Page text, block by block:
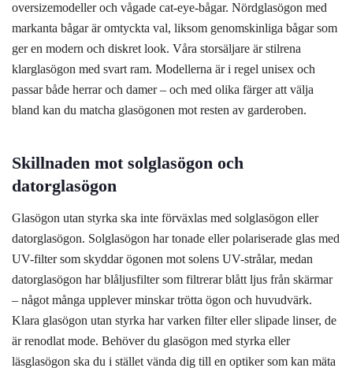
oversizemodeller och vågade cat-eye-bågar. Nördglasögon med
markanta bågar är omtyckta val, liksom genomskinliga bågar som
ger en modern och diskret look. Våra storsäljare är stilrena
klarglasögon med svart ram. Modellerna är i regel unisex och
passar både herrar och damer – och med olika färger att välja
bland kan du matcha glasögonen mot resten av garderoben.
Skillnaden mot solglasögon och
datorglasögon
Glasögon utan styrka ska inte förväxlas med solglasögon eller
datorglasögon. Solglasögon har tonade eller polariserade glas med
UV-filter som skyddar ögonen mot solens UV-strålar, medan
datorglasögon har blåljusfilter som filtrerar blått ljus från skärmar
– något många upplever minskar trötta ögon och huvudvärk.
Klara glasögon utan styrka har varken filter eller slipade linser, de
är renodlat mode. Behöver du glasögon med styrka eller
läsglasögon ska du i stället vända dig till en optiker som kan mäta